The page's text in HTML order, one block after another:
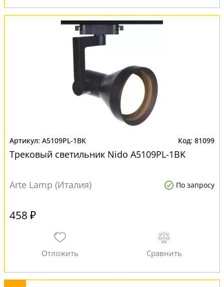
A5109PL-1BK 81099
Трековый светильник Nido A5109PL-1BK
Arte Lamp (Италия) По запросу
458 ₽